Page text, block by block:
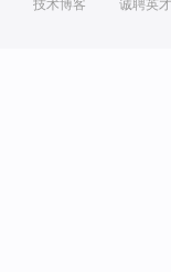
技术博客 诚聘英才